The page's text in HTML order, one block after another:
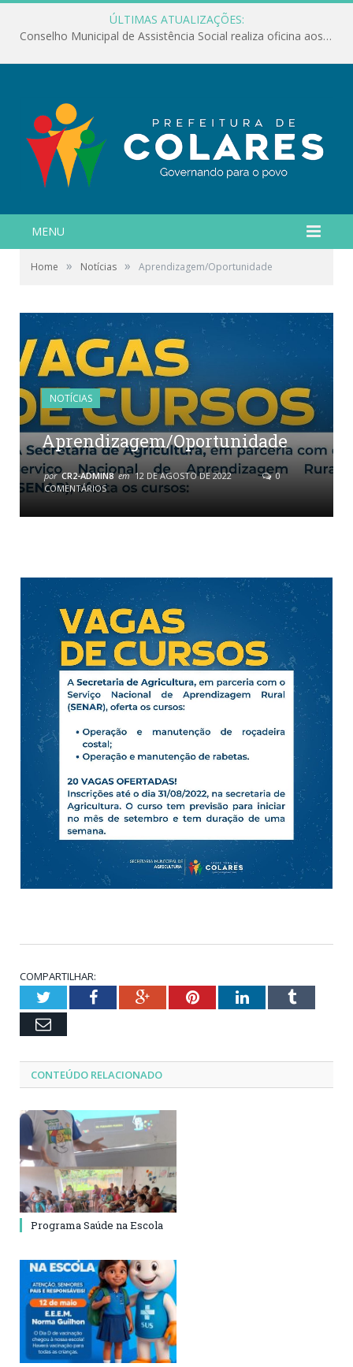
ÚLTIMAS ATUALIZAÇÕES:
Conselho Municipal de Assistência Social realiza oficina aos servidores
MENU
Home » Notícias » Aprendizagem/Oportunidade
NOTÍCIAS
Aprendizagem/Oportunidade
por CR2-ADMIN8 em 12 DE AGOSTO DE 2022
0
COMENTÁRIOS
COMPARTILHAR:
TwitterFacebookGoogle+PinterestLinkedInTumblr
Email
CONTEÚDO RELACIONADO
Programa Saúde na Escola